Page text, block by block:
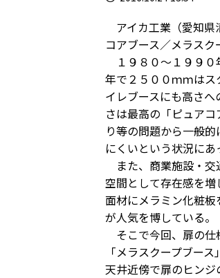
アイカ工業（愛知県
コアブース／メラス
１９８０～１９９０
年で２５００ｍｍは
イレブースにも高さ
さは最高の「ピュア
り等の問題から一般
にくいという状況にあ
また、商業施設・交
空間として存在感を
面材にメラミン化粧
が人気を博している。
そこで今回、扉の仕
「メラスクープブー
天井近傍で扉のヒンジ